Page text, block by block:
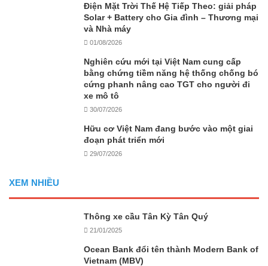
Điện Mặt Trời Thế Hệ Tiếp Theo: giải pháp
Solar + Battery cho Gia đình – Thương mại
và Nhà máy
01/08/2026
Nghiên cứu mới tại Việt Nam cung cấp
bằng chứng tiềm năng hệ thống chống bó
cứng phanh nâng cao TGT cho người đi
xe mô tô
30/07/2026
Hữu cơ Việt Nam đang bước vào một giai
đoạn phát triển mới
29/07/2026
XEM NHIỀU
Thông xe cầu Tân Kỳ Tân Quý
21/01/2025
Ocean Bank đổi tên thành Modern Bank of
Vietnam (MBV)